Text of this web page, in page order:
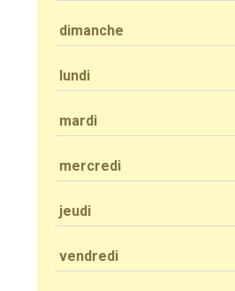
dimanche
lundi
mardi
mercredi
jeudi
vendredi